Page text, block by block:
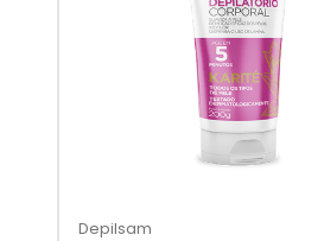
Depilsam